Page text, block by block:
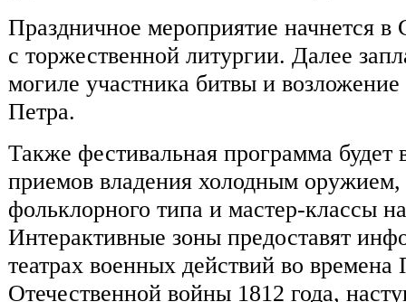
Праздничное мероприятие начнется в
с торжественной литургии. Далее
могиле участника битвы и
Петра.
Также фестивальная программа
приемов владения холодным
фольклорного типа и мастер-классы
Интерактивные зоны предоставят
театрах военных действий во
Отечественной войны 1812 года,